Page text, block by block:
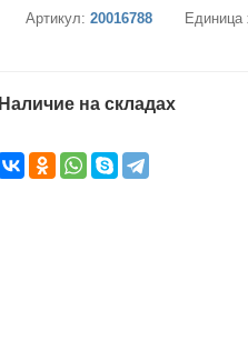
Артикул: 20016788 Единица
Наличие на складах